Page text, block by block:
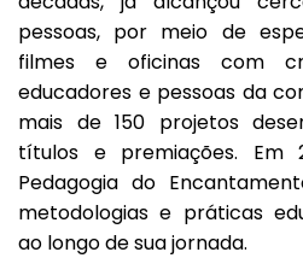
pessoas, por meio de
filmes e oficinas com
educadores e pessoas da
mais de 150 projetos
títulos e premiações. Em
Pedagogia do
metodologias e práticas
ao longo de sua jornada.